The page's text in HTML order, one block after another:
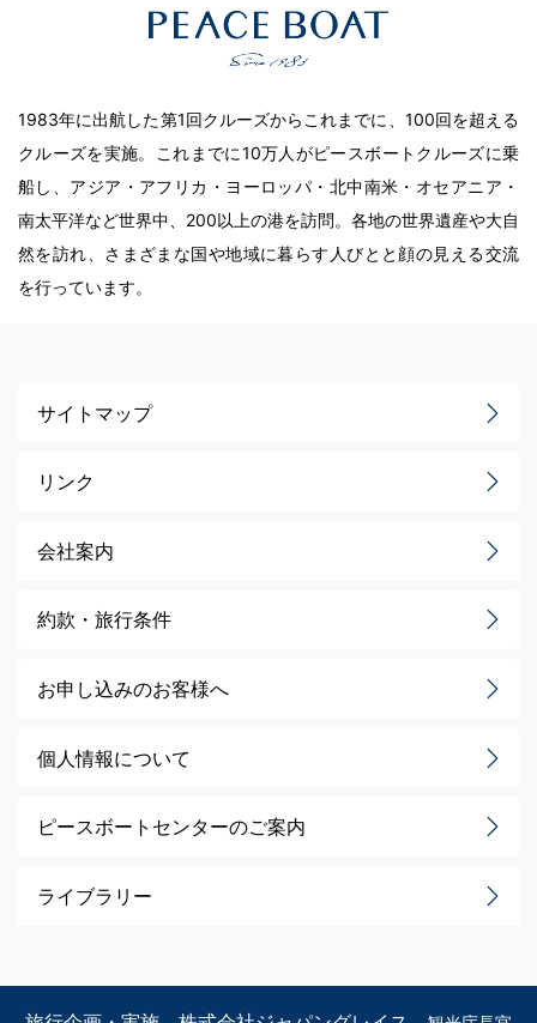
1983年に出航した第1回クルーズからこれまでに、100回を超える
クルーズを実施。これまでに10万人がピースボートクルーズに乗
船し、アジア・アフリカ・ヨーロッパ・北中南米・オセアニア・
南太平洋など世界中、200以上の港を訪問。各地の世界遺産や大自
然を訪れ、さまざまな国や地域に暮らす人びとと顔の見える交流
を行っています。
サイトマップ
リンク
会社案内
約款・旅行条件
お申し込みのお客様へ
個人情報について
ピースボートセンターのご案内
ライブラリー